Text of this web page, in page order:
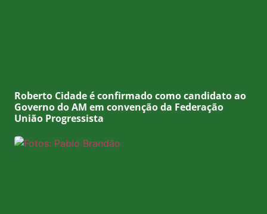
Roberto Cidade é confirmado como candidato ao
Governo do AM em convenção da Federação
União Progressista